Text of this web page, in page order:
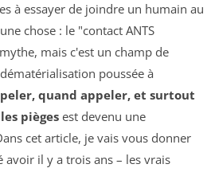
à essayer de joindre un humain au
chose : le "contact ANTS
mais c'est un champ de
poussée à
quand appeler, et surtout
pièges est devenu une
cet article, je vais vous donner
avoir il y a trois ans – les vrais